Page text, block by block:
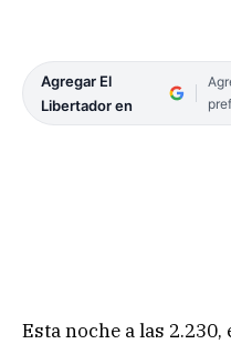
Agregar El
Libertador en
Esta noche a las